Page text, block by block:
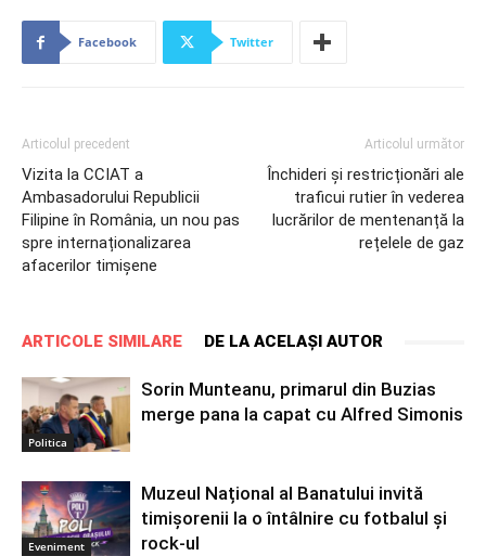
Facebook Twitter
Articolul precedent
Vizita la CCIAT a
Ambasadorului Republicii
Filipine în România, un nou pas
spre internaționalizarea
afacerilor timișene
Articolul următor
Închideri și restricționări ale
traficui rutier în vederea
lucrărilor de mentenanță la
rețelele de gaz
ARTICOLE SIMILARE DE LA ACELAȘI AUTOR
Politica
Sorin Munteanu, primarul din Buzias
merge pana la capat cu Alfred Simonis
Eveniment
Muzeul Național al Banatului invită
timișorenii la o întâlnire cu fotbalul și
rock-ul